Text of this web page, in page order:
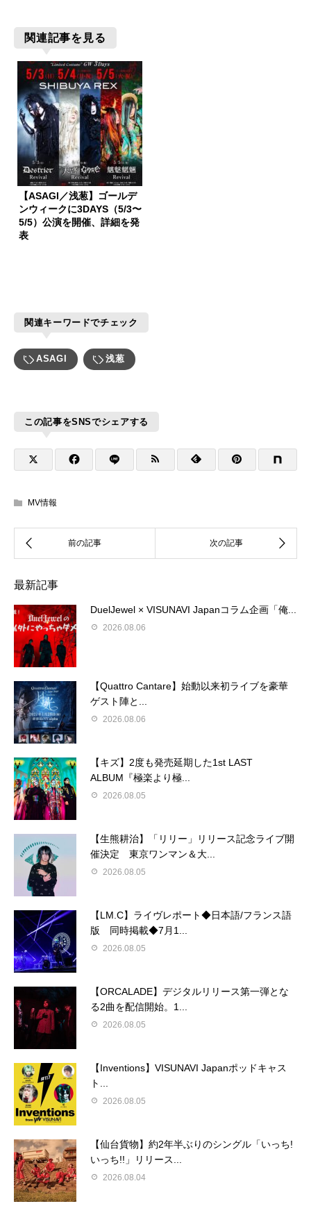
関連記事を見る
【ASAGI／浅葱】ゴールデ
ンウィークに3DAYS（5/3〜
5/5）公演を開催、詳細を発
表
関連キーワードでチェック
ASAGI 浅葱
この記事をSNSでシェアする
MV情報
最新記事
DuelJewel × VISUNAVI Japanコラム企画「俺...
2026.08.06
【Quattro Cantare】始動以来初ライブを豪華
ゲスト陣と...
2026.08.06
【キズ】2度も発売延期した1st LAST
ALBUM『極楽より極...
2026.08.05
【生熊耕治】「リリー」リリース記念ライブ開
催決定 東京ワンマン＆大...
2026.08.05
【LM.C】ライヴレポート◆日本語/フランス語
版 同時掲載◆7月1...
2026.08.05
【ORCALADE】デジタルリリース第一弾とな
る2曲を配信開始。1...
2026.08.05
【Inventions】VISUNAVI Japanポッドキャス
ト...
2026.08.05
【仙台貨物】約2年半ぶりのシングル「いっち!
いっち!!」リリース...
2026.08.04